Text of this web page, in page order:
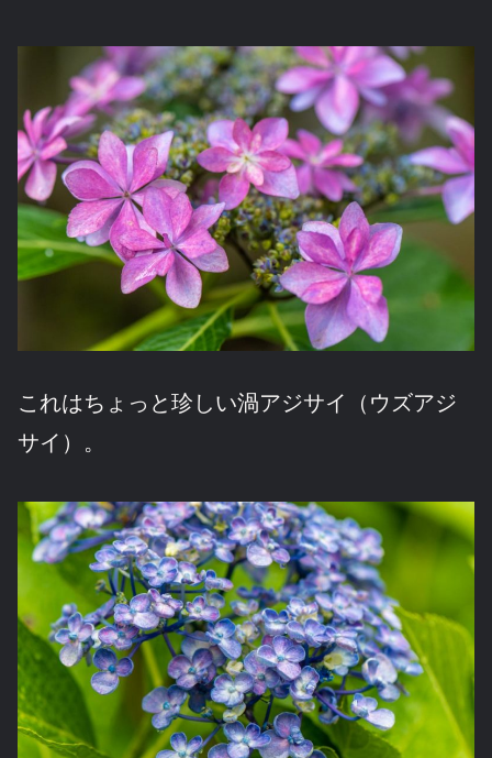
これはちょっと珍しい渦アジサイ（ウズアジ
サイ）。